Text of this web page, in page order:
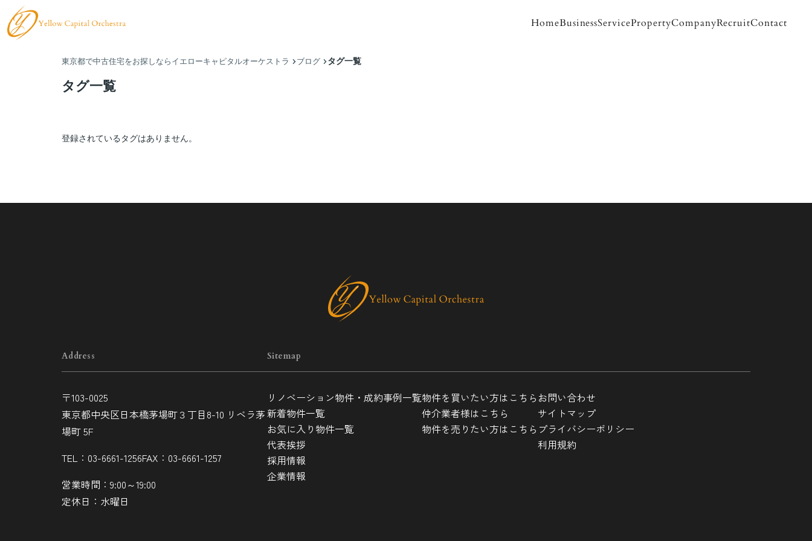
HomeBusinessServicePropertyCompanyRecruitContact
東京都で中古住宅をお探しならイエローキャピタルオーケストラ ブログ タグ一覧
タグ一覧
登録されているタグはありません。
Address
〒103-0025
東京都中央区日本橋茅場町３丁目8-10 リベラ茅
場町 5F
TEL：03-6661-1256FAX：03-6661-1257
営業時間：9:00～19:00
定休日：水曜日
Sitemap
リノベーション物件・成約事例一覧
新着物件一覧
お気に入り物件一覧
代表挨拶
採用情報
企業情報
物件を買いたい方はこちら
仲介業者様はこちら
物件を売りたい方はこちら
お問い合わせ
サイトマップ
プライバシーポリシー
利用規約